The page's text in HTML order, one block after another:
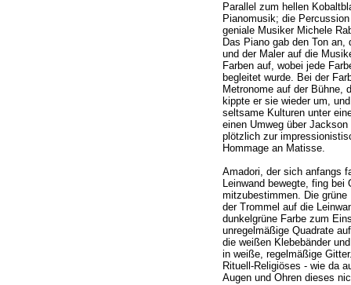
Parallel zum hellen
Pianomusik; die
geniale Musiker Michele
Das Piano gab den Ton
und der Maler auf die
Farben auf, wobei jede
begleitet wurde. Bei der
Metronome auf der Bühne,
kippte er sie wieder um,
seltsame Kulturen unter
einen Umweg über
plötzlich zur
Hommage an Matisse.
Amadori, der sich anfangs
Leinwand bewegte, fing bei
mitzubestimmen. Die grüne
der Trommel auf die
dunkelgrüne Farbe zum
unregelmäßige Quadrate
die weißen Klebebänder
in weiße, regelmäßige
Rituell-Religiöses - wie da
Augen und Ohren dieses